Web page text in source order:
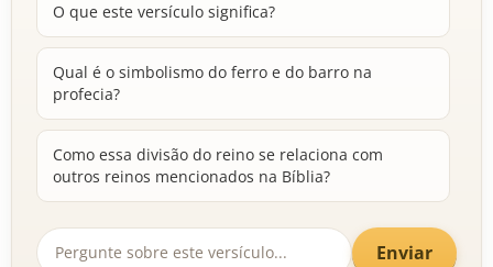
O que este versículo significa?
Qual é o simbolismo do ferro e do barro na
profecia?
Como essa divisão do reino se relaciona com
outros reinos mencionados na Bíblia?
Enviar